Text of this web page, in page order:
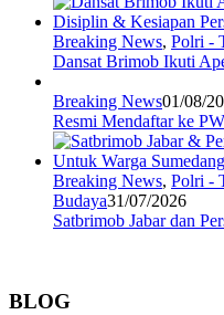
Breaking News, Polri -
Dansat Brimob Ikuti
Breaking News01/08/
Resmi Mendaftar ke
Breaking News, Polri -
Budaya31/07/2026
Satbrimob Jabar dan
BLOG